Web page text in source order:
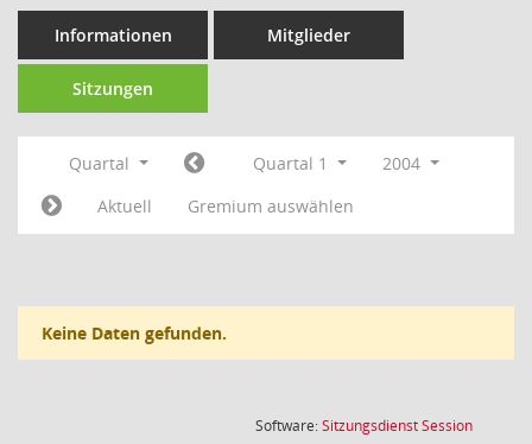
Informationen Mitglieder
Sitzungen
Quartal Quartal 1
2004
Aktuell
Gremium auswählen
Keine Daten gefunden.
Software:SitzungsdienstSession(Wird in